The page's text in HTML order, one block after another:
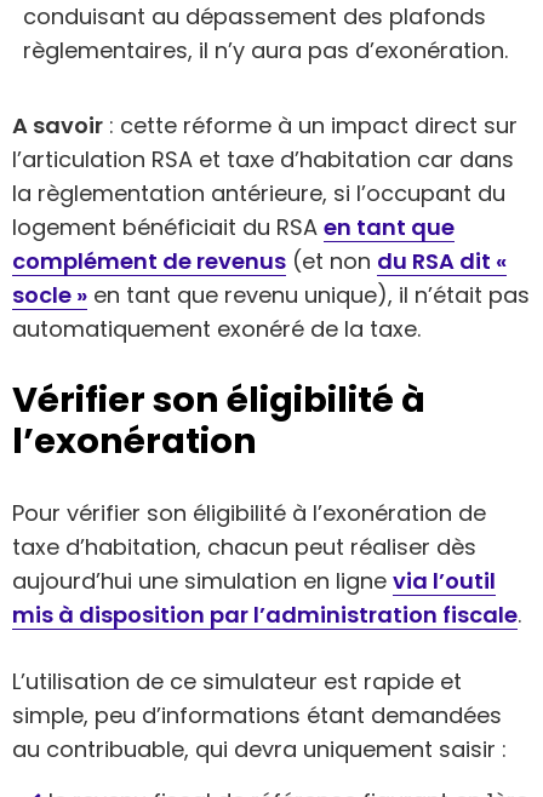
conduisant au dépassement des plafonds
règlementaires, il n’y aura pas d’exonération.
A savoir : cette réforme à un impact direct sur
l’articulation RSA et taxe d’habitation car dans
la règlementation antérieure, si l’occupant du
logement bénéficiait du RSA en tant que
complément de revenus (et non du RSA dit «
socle » en tant que revenu unique), il n’était pas
automatiquement exonéré de la taxe.
Vérifier son éligibilité à
l’exonération
Pour vérifier son éligibilité à l’exonération de
taxe d’habitation, chacun peut réaliser dès
aujourd’hui une simulation en ligne via l’outil
mis à disposition par l’administration fiscale.
L’utilisation de ce simulateur est rapide et
simple, peu d’informations étant demandées
au contribuable, qui devra uniquement saisir :